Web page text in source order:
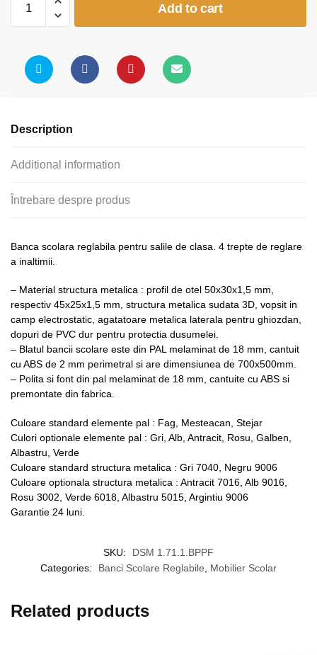
scolara
persoana
(model
quantity
Add to cart
Description
Additional information
Întrebare despre produs
Banca scolara reglabila pentru salile de clasa. 4 trepte de reglare
a inaltimii.
– Material structura metalica : profil de otel 50x30x1,5 mm,
respectiv 45x25x1,5 mm, structura metalica sudata 3D, vopsit in
camp electrostatic, agatatoare metalica laterala pentru ghiozdan,
dopuri de PVC dur pentru protectia dusumelei.
– Blatul bancii scolare este din PAL melaminat de 18 mm, cantuit
cu ABS de 2 mm perimetral si are dimensiunea de 700x500mm.
– Polita si font din pal melaminat de 18 mm, cantuite cu ABS si
premontate din fabrica.
Culoare standard elemente pal : Fag, Mesteacan, Stejar
Culori optionale elemente pal : Gri, Alb, Antracit, Rosu, Galben,
Albastru, Verde
Culoare standard structura metalica : Gri 7040, Negru 9006
Culoare optionala structura metalica : Antracit 7016, Alb 9016,
Rosu 3002, Verde 6018, Albastru 5015, Argintiu 9006
Garantie 24 luni.
SKU:
DSM 1.71.1.BPPF
Categories:
Banci Scolare Reglabile Mobilier Scolar
Related products